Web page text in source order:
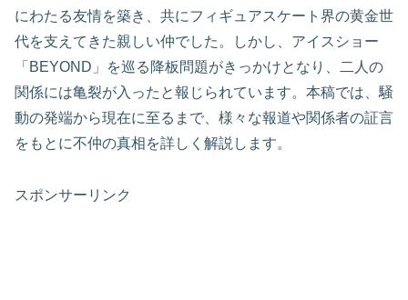
にわたる友情を築き、共にフィギュアスケート界の黄金世
代を支えてきた親しい仲でした。しかし、アイスショー
「BEYOND」を巡る降板問題がきっかけとなり、二人の
関係には亀裂が入ったと報じられています。本稿では、騒
動の発端から現在に至るまで、様々な報道や関係者の証言
をもとに不仲の真相を詳しく解説します。
スポンサーリンク